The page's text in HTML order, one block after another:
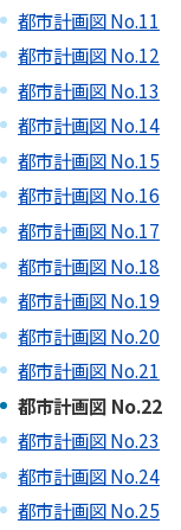
都市計画図 No.11
都市計画図 No.12
都市計画図 No.13
都市計画図 No.14
都市計画図 No.15
都市計画図 No.16
都市計画図 No.17
都市計画図 No.18
都市計画図 No.19
都市計画図 No.20
都市計画図 No.21
都市計画図 No.22
都市計画図 No.23
都市計画図 No.24
都市計画図 No.25